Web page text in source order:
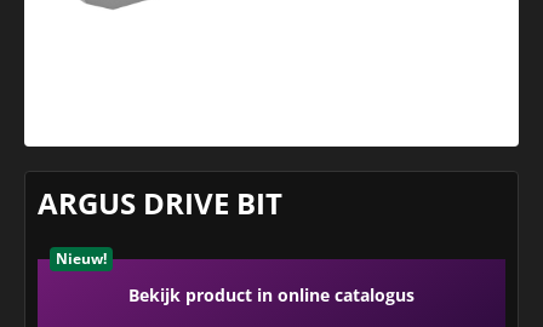
ARGUS DRIVE BIT
Bekijk product in online catalogus
Nieuw!